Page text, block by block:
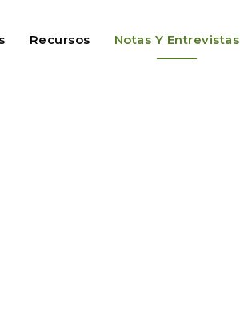
Recursos Notas Y Entrevistas